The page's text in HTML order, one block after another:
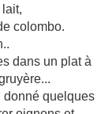
colombo.
dans un plat à
donné quelques